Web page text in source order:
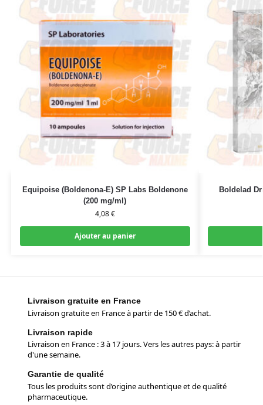
Equipoise (Boldenona-E) SP Labs Boldenone
(200 mg/ml)
4,08€
Ajouter au panier
Boldelad
Livraison gratuite en France
Livraison gratuite en France à partir de 150 € d’achat.
Livraison rapide
Livraison en France : 3 à 17 jours. Vers les autres pays: à partir
d'une semaine.
Garantie de qualité
Tous les produits sont d’origine authentique et de qualité
pharmaceutique.